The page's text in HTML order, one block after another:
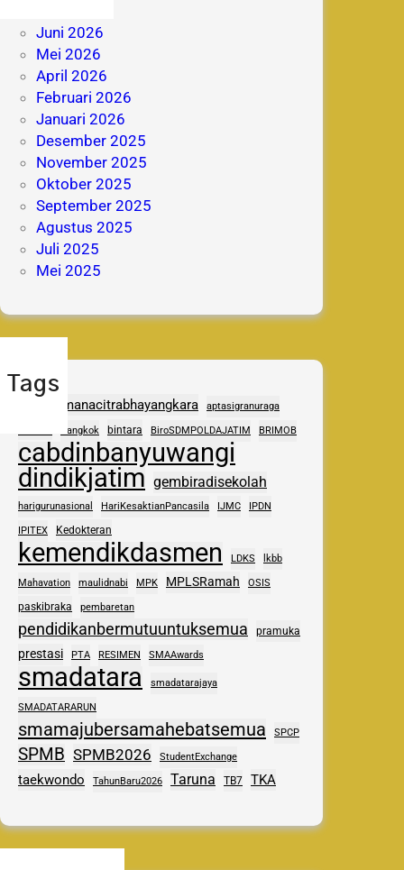
Juni 2026
Mei 2026
April 2026
Februari 2026
Januari 2026
Desember 2025
November 2025
Oktober 2025
September 2025
Agustus 2025
Juli 2025
Mei 2025
Tags
adhipramanacitrabhayangkara aptasigranuraga
Bangkok bintara BiroSDMPOLDAJATIM BRIMOB
cabdinbanyuwangi
dindikjatim gembiradisekolah
harigurunasional HariKesaktianPancasila IJMC IPDN
IPITEX Kedokteran
kemendikdasmen LDKS lkbb
Mahavation maulidnabi MPK MPLSRamah OSIS
paskibraka pembaretan
pendidikanbermutuuntuksemua pramuka
prestasi PTA RESIMEN SMAAwards
smadatara smadatarajaya
SMADATARARUN
smamajubersamahebatsemua SPCP
SPMB SPMB2026 StudentExchange
taekwondo TahunBaru2026 Taruna TB7 TKA